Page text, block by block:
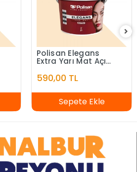
Polisan Elegans
Extra Yarı Mat Açık
590,00 TL
Sepete Ekle